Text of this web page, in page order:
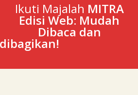
Ikuti Majalah MITRA
Edisi Web: Mudah
Dibaca dan
dibagikan!